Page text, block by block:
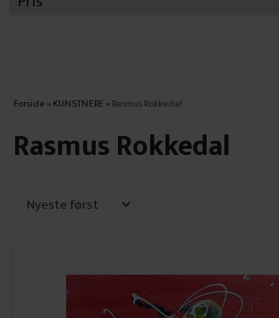
Forside »KUNSTNERE »Rasmus Rokkedal
Rasmus Rokkedal